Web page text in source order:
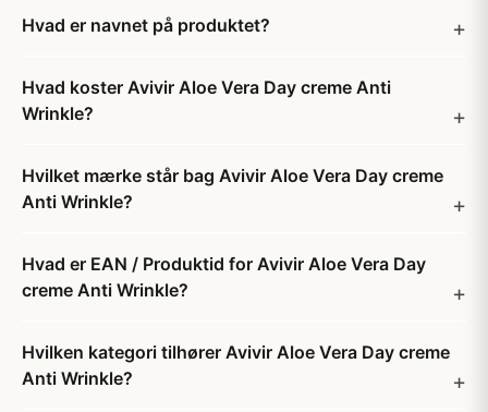
Hvad er navnet på produktet?
Hvad koster Avivir Aloe Vera Day creme Anti
Wrinkle?
Hvilket mærke står bag Avivir Aloe Vera Day creme
Anti Wrinkle?
Hvad er EAN / Produktid for Avivir Aloe Vera Day
creme Anti Wrinkle?
Hvilken kategori tilhører Avivir Aloe Vera Day creme
Anti Wrinkle?